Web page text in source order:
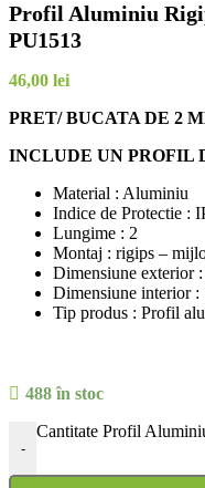
Profil Aluminiu
PU1513
46,00 lei
PRET/ BUCATA DE 2
INCLUDE UN PROFIL
Material : Aluminiu
Indice de Protectie :
Lungime : 2
Montaj : rigips –
Dimensiune exterior
Dimensiune interior :
Tip produs : Profil
488 în stoc
-
Cantitate Profil